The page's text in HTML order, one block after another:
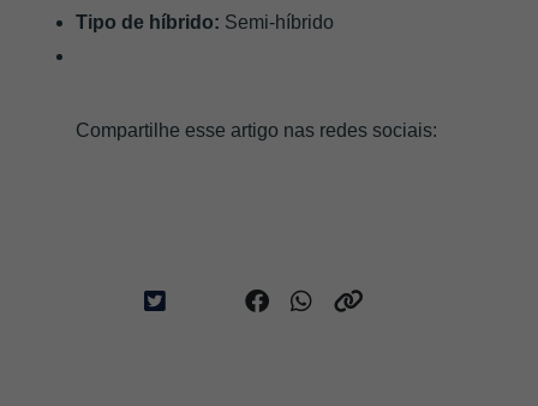
Tipo de híbrido: Semi-híbrido
Compartilhe esse artigo nas redes sociais: